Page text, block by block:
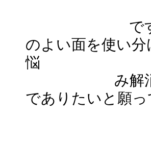
ですから私
のよい面を使い
悩
み解
でありたいと願っ